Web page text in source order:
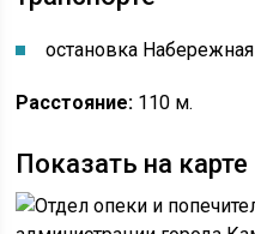
остановка Набережная
Расстояние: 110 м.
Показать на карте